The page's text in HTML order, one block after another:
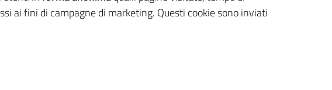
ai fini di campagne di marketing. Questi cookie sono inviati